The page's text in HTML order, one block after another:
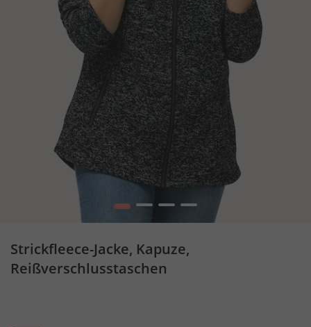
1 2 3 4
Strickfleece-Jacke, Kapuze,
Reißverschlusstaschen